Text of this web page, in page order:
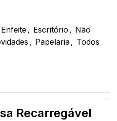
Enfeite, Escritório , Não
, Papelaria, Todos
Recarregável